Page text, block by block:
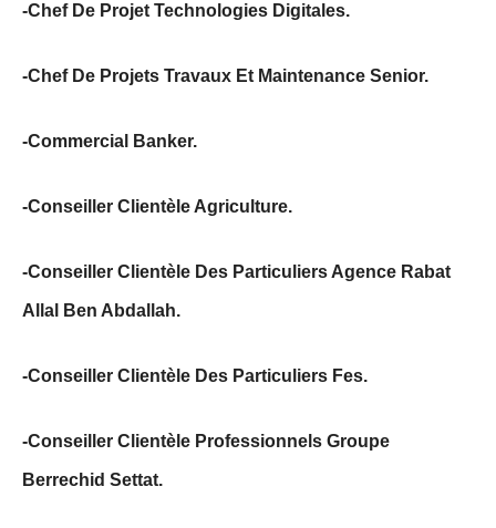
-Chef De Projet Technologies Digitales.
-Chef De Projets Travaux Et Maintenance Senior.
-Commercial Banker.
-Conseiller Clientèle Agriculture.
-Conseiller Clientèle Des Particuliers Agence Rabat
Allal Ben Abdallah.
-Conseiller Clientèle Des Particuliers Fes.
-Conseiller Clientèle Professionnels Groupe
Berrechid Settat.